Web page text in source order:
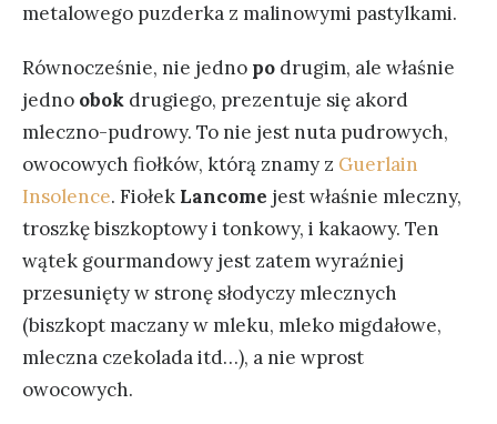
metalowego puzderka z malinowymi pastylkami.
Równocześnie, nie jedno po drugim, ale właśnie
jedno obok drugiego, prezentuje się akord
mleczno-pudrowy. To nie jest nuta pudrowych,
owocowych fiołków, którą znamy z Guerlain
Insolence. Fiołek Lancome jest właśnie mleczny,
troszkę biszkoptowy i tonkowy, i kakaowy. Ten
wątek gourmandowy jest zatem wyraźniej
przesunięty w stronę słodyczy mlecznych
(biszkopt maczany w mleku, mleko migdałowe,
mleczna czekolada itd…), a nie wprost
owocowych.